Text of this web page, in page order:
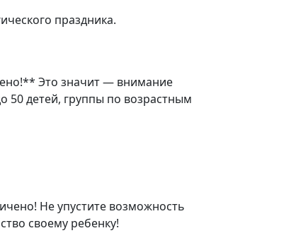
праздника.
Это значит — внимание
50 детей, группы по возрастным
Не упустите возможность
своему ребенку!